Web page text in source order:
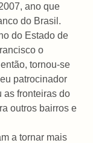
ano que
do Brasil.
do Estado de
o
tornou-se
patrocinador
as fronteiras do
outros bairros e
a tornar mais